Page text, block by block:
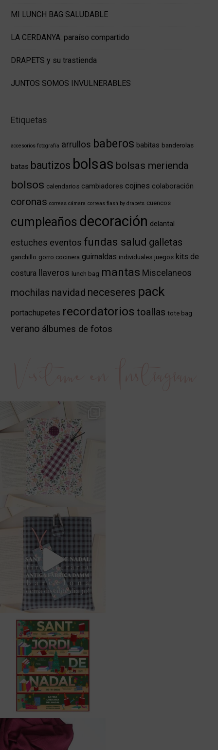
MI LUNCH BAG SALUDABLE
LA CERDANYA: paraíso compartido
DRAPETS y su trastienda
JUNTOS SOMOS INVULNERABLES
Etiquetas
accesorios fotografía arrullos baberos babitas banderolas
batas bautizos bolsas bolsas merienda
bolsos calendarios cambiadores cojines colaboración
coronas correas cámara correas flash by drapets cuencos
cumpleaños decoración delantal
estuches eventos fundas salud galletas
ganchillo gorro cocinera guirnaldas individuales juegos kits de
costura llaveros lunch bag mantas Miscelaneos
mochilas navidad neceseres pack
portachupetes recordatorios toallas tote bag
verano álbumes de fotos